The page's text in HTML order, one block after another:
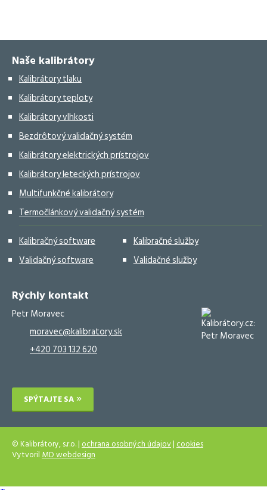
Naše kalibrátory
Kalibrátory tlaku
Kalibrátory teploty
Kalibrátory vlhkosti
Bezdrôtový validačný systém
Kalibrátory elektrických prístrojov
Kalibrátory leteckých prístrojov
Multifunkčné kalibrátory
Termočlánkový validačný systém
Kalibračný software
Kalibračné služby
Validačný software
Validačné služby
Rýchly kontakt
Petr Moravec
moravec@kalibratory.sk
+420 703 132 620
SPÝTAJTE SA
© Kalibrátory, s.r.o. |ochrana osobných údajov|cookies
VytvorilMD webdesign